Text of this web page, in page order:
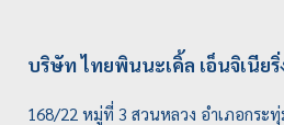
บริษัท ไทยพินนะเคิ้ล เอ็นจิเนียริ่
168/22 หมู่ที่ 3 สวนหลวง อำเภอกระ